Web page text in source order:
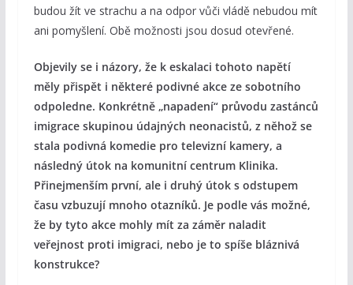
budou žít ve strachu a na odpor vůči vládě nebudou mít
ani pomyšlení. Obě možnosti jsou dosud otevřené.
Objevily se i názory, že k eskalaci tohoto napětí
měly přispět i některé podivné akce ze sobotního
odpoledne. Konkrétně „napadení“ průvodu zastánců
imigrace skupinou údajných neonacistů, z něhož se
stala podivná komedie pro televizní kamery, a
následný útok na komunitní centrum Klinika.
Přinejmenším první, ale i druhý útok s odstupem
času vzbuzují mnoho otazníků. Je podle vás možné,
že by tyto akce mohly mít za záměr naladit
veřejnost proti imigraci, nebo je to spíše bláznivá
konstrukce?